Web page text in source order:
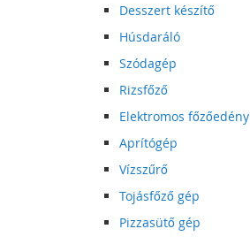
Desszert készítő
Húsdaráló
Szódagép
Rizsfőző
Elektromos főzőedény
Aprítógép
Vízszűrő
Tojásfőző gép
Pizzasütő gép